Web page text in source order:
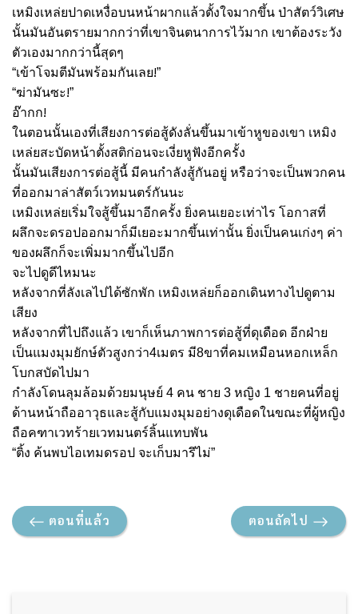
เหมิงเหล่ยปาดเหงื่อบนหน้าผากแล้วตั้งใจมากขึ้น ป่าสัตว์วิเศษ
นั้นมันอันตรายมากกว่าที่เขาจินตนาการไว้มาก เขาต้องระวัง
ตัวเองมากกว่านี้สุดๆ
“เข้าโจมตีมันพร้อมกันเลย!”
“ฆ่ามันซะ!”
อ๊ากก!
ในตอนนั้นเองที่เสียงการต่อสู้ดังลั่นขึ้นมาเข้าหูของเขา เหมิง
เหล่ยสะบัดหน้าตั้งสติก่อนจะเงี่ยหูฟังอีกครั้ง
นั้นมันเสียงการต่อสู้นี้ มีคนกำลังสู้กันอยู่ หรือว่าจะเป็นพวกคน
ที่ออกมาล่าสัตว์เวทมนตร์กันนะ
เหมิงเหล่ยเริ่มใจสู้ขึ้นมาอีกครั้ง ยิ่งคนเยอะเท่าไร โอกาสที่
ผลึกจะดรอปออกมาก็มีเยอะมากขึ้นเท่านั้น ยิ่งเป็นคนเก่งๆ ค่า
ของผลึกก็จะเพิ่มมากขึ้นไปอีก
จะไปดูดีไหมนะ
หลังจากที่ลังเลไปได้ซักพัก เหมิงเหล่ยก็ออกเดินทางไปดูตาม
เสียง
หลังจากที่ไปถึงแล้ว เขาก็เห็นภาพการต่อสู้ที่ดุเดือด อีกฝ่าย
เป็นแมงมุมยักษ์ตัวสูงกว่า4เมตร มี8ขาที่คมเหมือนหอกเหล็ก
โบกสบัดไปมา
กำลังโดนลุมล้อมด้วยมนุษย์ 4 คน ชาย 3 หญิง 1 ชายคนที่อยู่
ด้านหน้าถืออาวุธและสู้กับแมงมุมอย่างดุเดือดในขณะที่ผู้หญิง
ถือคฑาเวทร้ายเวทมนตร์ลิ้นแทบพัน
“ติ้ง ค้นพบไอเทมดรอป จะเก็บมารึไม่”
ตอนที่แล้ว ตอนถัดไป